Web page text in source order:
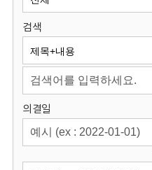
원
회
검색
의결일